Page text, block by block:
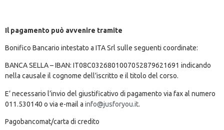
Il pagamento può avvenire tramite
Bonifico Bancario intestato a ITA Srl sulle seguenti coordinate:
BANCA SELLA – IBAN: IT08C0326801007052879621691 indicando
nella causale il cognome dell’iscritto e il titolo del corso.
E’ necessario l’invio del giustificativo di pagamento via fax al numero
011.530140 o via e-mail a info@jusforyou.it.
Pagobancomat/carta di credito